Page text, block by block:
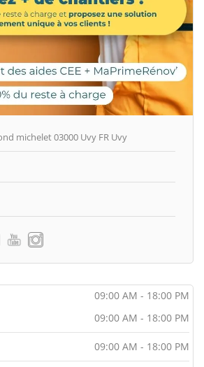
michelet 03000 Uvy FR Uvy
09:00 AM - 18:00 PM
09:00 AM - 18:00 PM
09:00 AM - 18:00 PM